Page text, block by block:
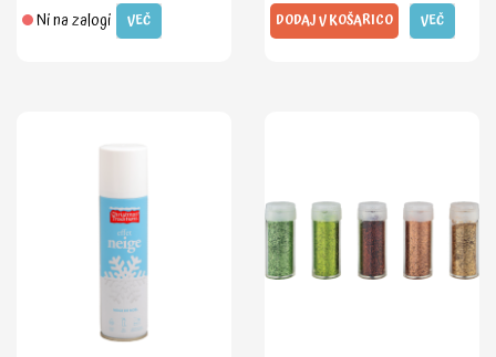
Ni na zalogi VEČ DODAJ V KOŠARICO VEČ